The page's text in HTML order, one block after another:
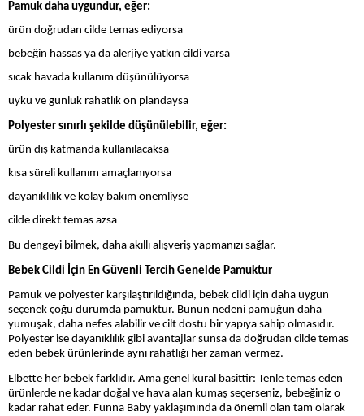
Pamuk daha uygundur, eğer:
ürün doğrudan cilde temas ediyorsa
bebeğin hassas ya da alerjiye yatkın cildi varsa
sıcak havada kullanım düşünülüyorsa
uyku ve günlük rahatlık ön plandaysa
Polyester sınırlı şekilde düşünülebilir, eğer:
ürün dış katmanda kullanılacaksa
kısa süreli kullanım amaçlanıyorsa
dayanıklılık ve kolay bakım önemliyse
cilde direkt temas azsa
Bu dengeyi bilmek, daha akıllı alışveriş yapmanızı sağlar.
Bebek Cildi İçin En Güvenli Tercih Genelde Pamuktur
Pamuk ve polyester karşılaştırıldığında, bebek cildi için daha uygun
seçenek çoğu durumda pamuktur. Bunun nedeni pamuğun daha
yumuşak, daha nefes alabilir ve cilt dostu bir yapıya sahip olmasıdır.
Polyester ise dayanıklılık gibi avantajlar sunsa da doğrudan cilde temas
eden bebek ürünlerinde aynı rahatlığı her zaman vermez.
Elbette her bebek farklıdır. Ama genel kural basittir: Tenle temas eden
ürünlerde ne kadar doğal ve hava alan kumaş seçerseniz, bebeğiniz o
kadar rahat eder. Funna Baby yaklaşımında da önemli olan tam olarak